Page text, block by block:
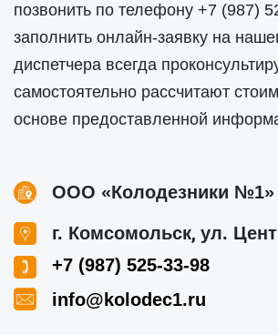
позвонить по телефону +7 (987)
заполнить онлайн-заявку на
диспетчера всегда
самостоятельно рассчитают
основе предоставленной
ООО «Колодезники №1»
г. Комсомольск, ул.
+7 (987) 525-33-98
info@kolodec1.ru